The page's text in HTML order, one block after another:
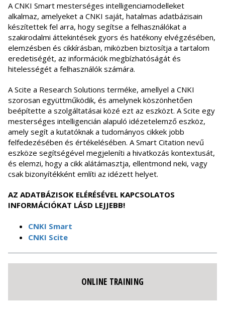
A CNKI Smart mesterséges intelligenciamodelleket
alkalmaz, amelyeket a CNKI saját, hatalmas adatbázisain
készítettek fel arra, hogy segítse a felhasználókat a
szakirodalmi áttekintések gyors és hatékony elvégzésében,
elemzésben és cikkírásban, miközben biztosítja a tartalom
eredetiségét, az információk megbízhatóságát és
hitelességét a felhasználók számára.
A Scite a Research Solutions terméke, amellyel a CNKI
szorosan együttműködik, és amelynek köszönhetően
beépítette a szolgáltatásai közé ezt az eszközt. A Scite egy
mesterséges intelligencián alapuló idézetelemző eszköz,
amely segít a kutatóknak a tudományos cikkek jobb
felfedezésében és értékelésében. A Smart Citation nevű
eszköze segítségével megjeleníti a hivatkozás kontextusát,
és elemzi, hogy a cikk alátámasztja, ellentmond neki, vagy
csak bizonyítékként említi az idézett helyet.
AZ ADATBÁZISOK ELÉRÉSÉVEL KAPCSOLATOS
INFORMÁCIÓKAT LÁSD LEJJEBB!
CNKI Smart
CNKI Scite
ONLINE TRAINING